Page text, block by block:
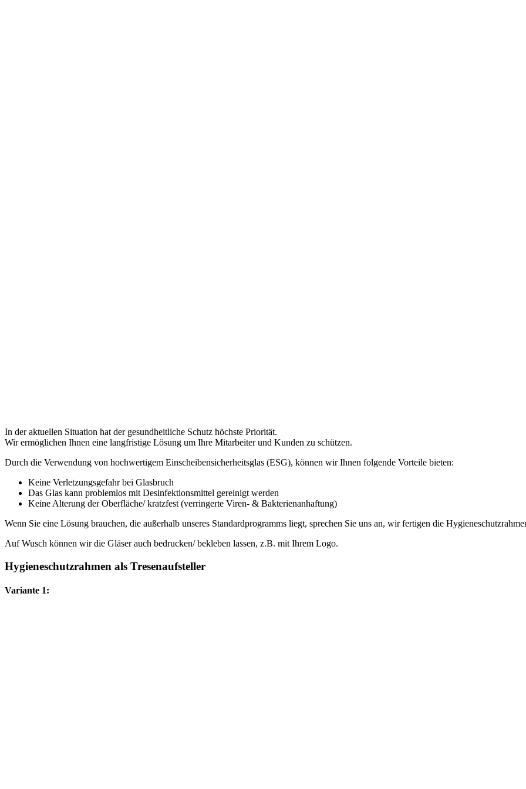
In der aktuellen Situation hat der gesundheitliche Schutz höchste Priorität.
Wir ermöglichen Ihnen eine langfristige Lösung um Ihre Mitarbeiter und Kunden zu schützen.
Durch die Verwendung von hochwertigem Einscheibensicherheitsglas (ESG), können wir Ihnen folgende Vorteile bieten:
Keine Verletzungsgefahr bei Glasbruch
Das Glas kann problemlos mit Desinfektionsmittel gereinigt werden
Keine Alterung der Oberfläche/ kratzfest (verringerte Viren- & Bakterienanhaftung)
Wenn Sie eine Lösung brauchen, die außerhalb unseres Standardprogramms liegt, sprechen Sie uns an, wir fertigen die
Auf Wusch können wir die Gläser auch bedrucken/ bekleben lassen, z.B. mit Ihrem Logo.
Hygieneschutzrahmen als Tresenaufsteller
Variante 1: